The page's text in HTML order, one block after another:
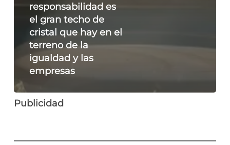
responsabilidad es
el gran techo de
cristal que hay en el
terreno de la
igualdad y las
empresas
Publicidad